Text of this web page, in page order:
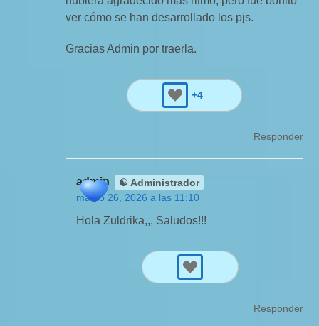
ver cómo se han desarrollado los pjs.
Gracias Admin por traerla.
+4
Responder
admin
☯ Administrador
marzo 26, 2026 a las 11:10
Hola Zuldrika,,, Saludos!!!
Responder